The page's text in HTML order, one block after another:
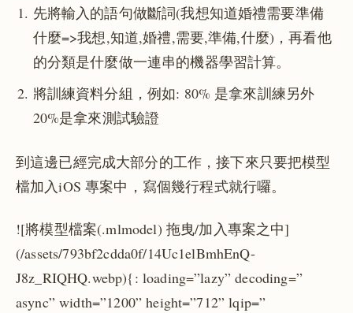
先將輸入的語句做斷詞(我想知道婚禮需要準備
什麼=>我想,知道,婚禮,需要,準備,什麼)，再看他
的分類是什麼做一連串的機器學習計算。
將訓練資料分組，例如: 80% 是拿來訓練另外
20%是拿來測試驗證
到這邊已經完成大部分的工作，接下來只要把模型
檔加入iOS 專案中，寫個幾行程式就行囉。
![將模型檔案(.mlmodel) 拖曳/加入專案之中]
(/assets/793bf2cdda0f/14Uc1elBmhEnQ-
J8z_RIQHQ.webp){: loading=”lazy” decoding=”
async” width=”1200” height=”712” lqip=”